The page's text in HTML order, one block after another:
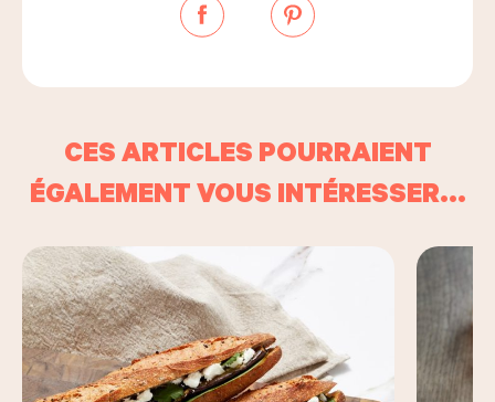
CES ARTICLES POURRAIENT
ÉGALEMENT VOUS INTÉRESSER...